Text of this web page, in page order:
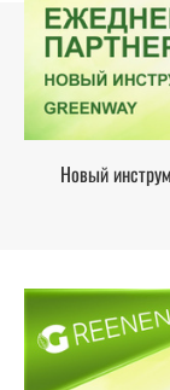
Новый